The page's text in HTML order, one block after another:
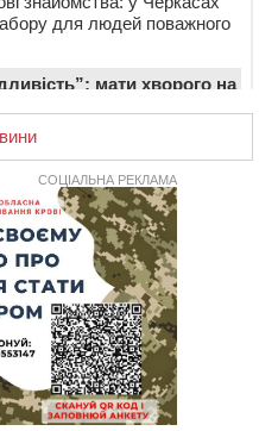
для людей поважного
мати хворого на
ліки
колишню очільницю відділу
за завищеною
путь двох
оновлюють дорожню
закладів (ФОТОФАКТ)
і чемпіона світу в
реабілітаційний центр
заборону міськради,
СОЦІАЛЬНА РЕКЛАМА